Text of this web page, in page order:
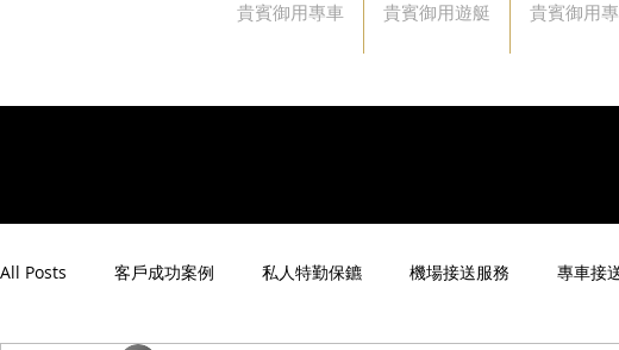
貴賓御用專車 貴賓御用遊艇 貴賓御用
All Posts 客戶成功案例 私人特勤保鑣 機場接送服務 專車接